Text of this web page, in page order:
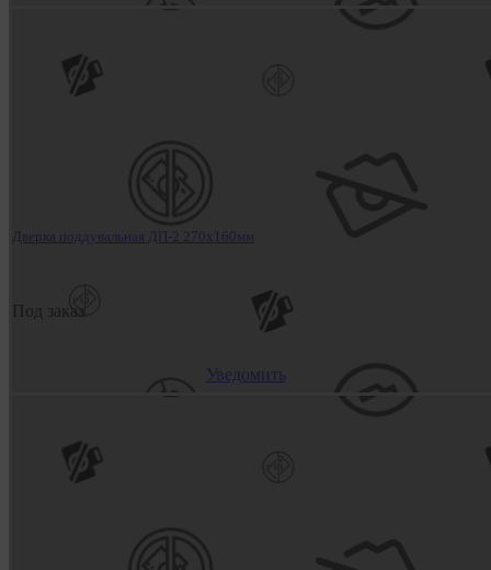
Дверка поддувальная ДП-2 270х160мм
Под заказ
Уведомить